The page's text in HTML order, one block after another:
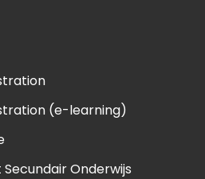
(e-learning)
Onderwijs